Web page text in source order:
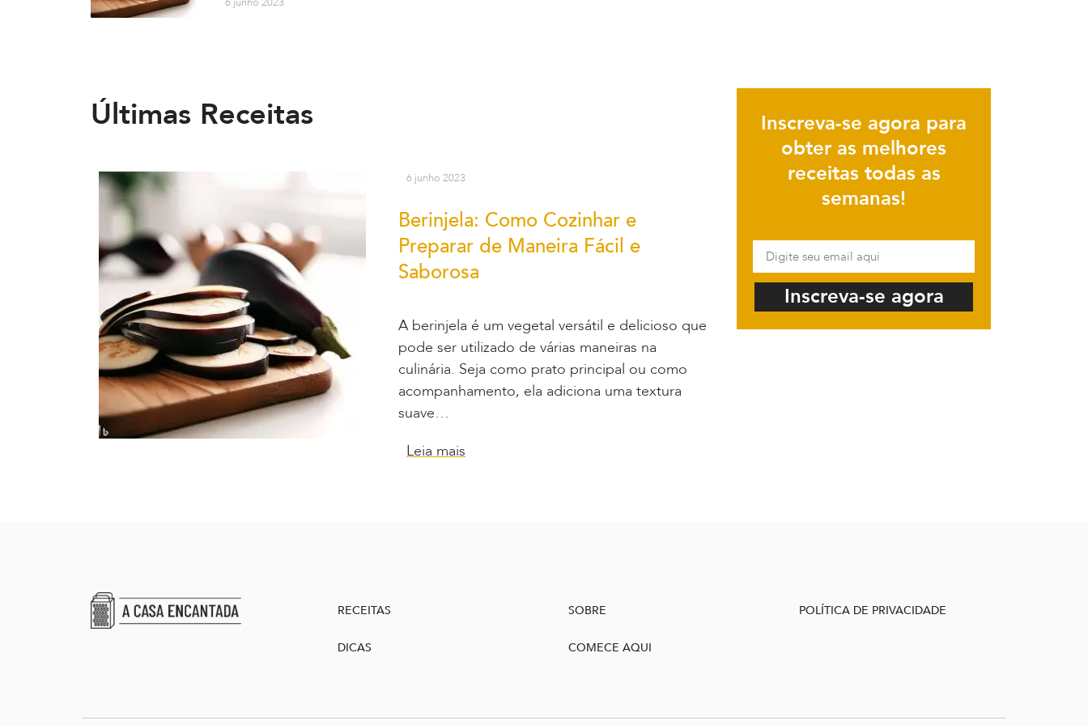
Últimas Receitas
6 junho 2023
Berinjela: Como Cozinhar e
Preparar de Maneira Fácil e
Saborosa
A berinjela é um vegetal versátil e delicioso que
pode ser utilizado de várias maneiras na
culinária. Seja como prato principal ou como
acompanhamento, ela adiciona uma textura
suave…
Leia mais
Inscreva-se agora para
obter as melhores
receitas todas as
semanas!
Inscreva-se agora
RECEITAS
DICAS
SOBRE
COMECE AQUI
POLÍTICA DE PRIVACIDADE